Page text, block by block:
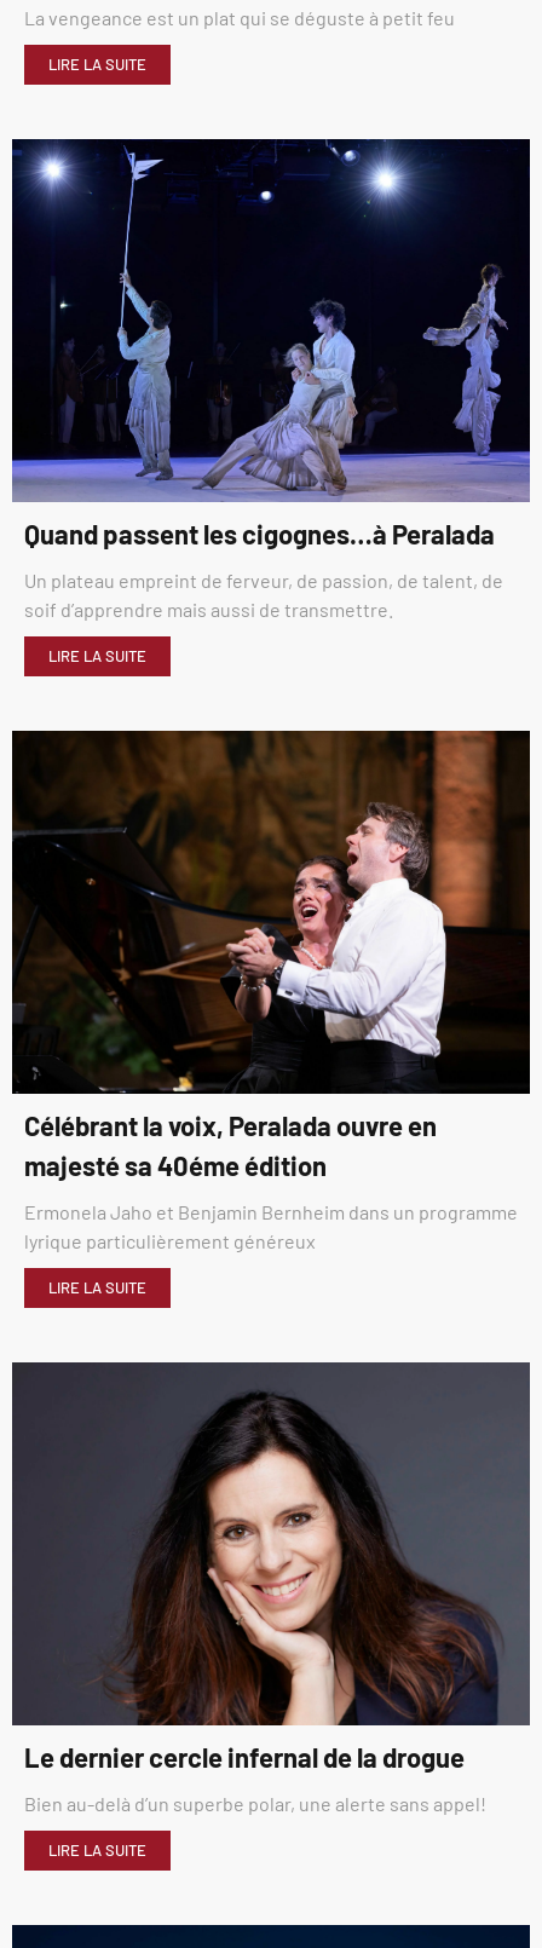
La vengeance est un plat qui se déguste à petit feu
LIRE LA SUITE
Quand passent les cigognes…à Peralada
Un plateau empreint de ferveur, de passion, de talent, de
soif d’apprendre mais aussi de transmettre.
LIRE LA SUITE
Célébrant la voix, Peralada ouvre en
majesté sa 40éme édition
Ermonela Jaho et Benjamin Bernheim dans un programme
lyrique particulièrement généreux
LIRE LA SUITE
Le dernier cercle infernal de la drogue
Bien au-delà d’un superbe polar, une alerte sans appel!
LIRE LA SUITE